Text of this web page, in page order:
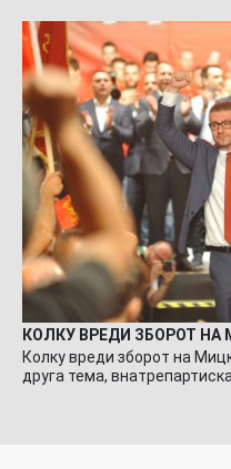
КОЛКУ ВРЕДИ ЗБОРОТ НА
Колку вреди зборот на
друга тема,